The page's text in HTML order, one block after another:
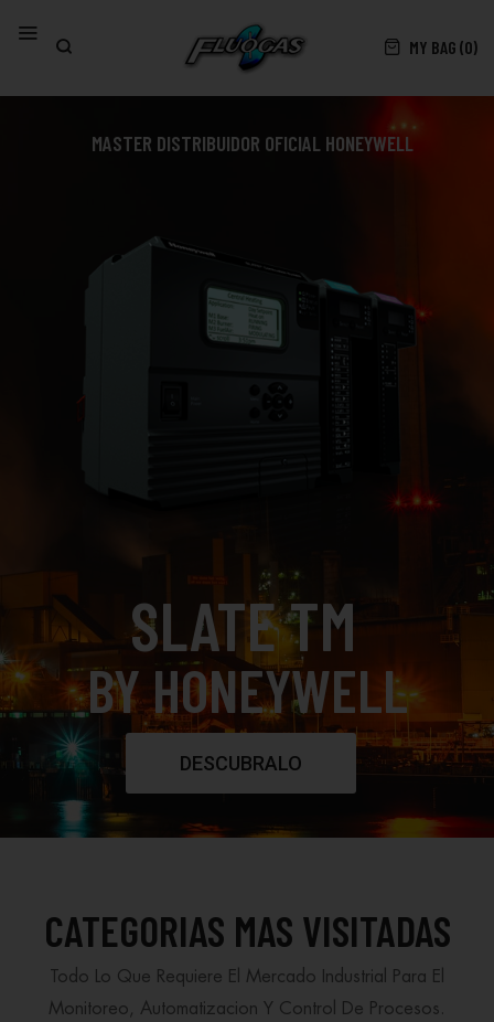
MY BAG (0)
MASTER DISTRIBUIDOR OFICIAL HONEYWELL
SLATE TM
BY HONEYWELL
DESCUBRALO
CATEGORIAS MAS VISITADAS
Todo Lo Que Requiere El Mercado Industrial Para El
Monitoreo, Automatizacion Y Control De Procesos.